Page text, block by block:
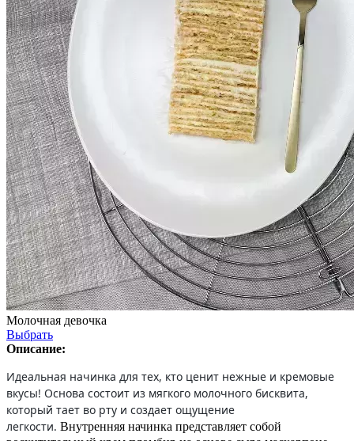
Молочная девочка
Выбрать
Описание:
Идеальная начинка для тех, кто ценит нежные и кремовые
вкусы! Основа состоит из мягкого молочного бисквита,
который тает во рту и создает ощущение
легкости. Внутренняя начинка представляет собой